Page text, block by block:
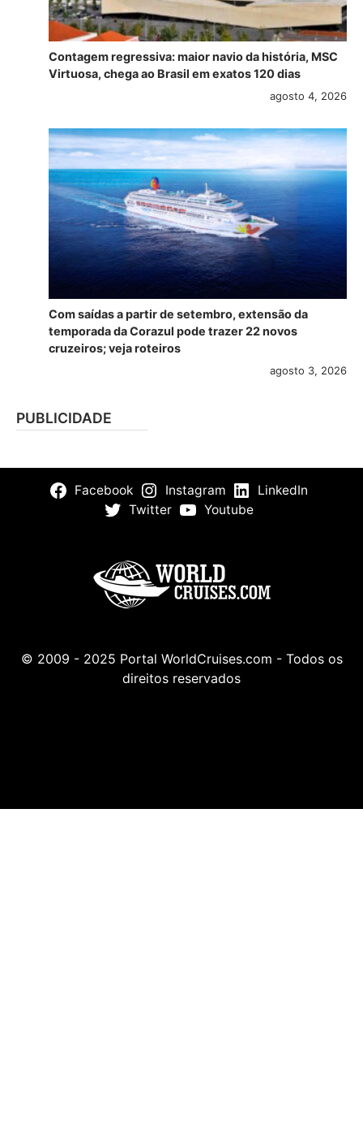
Contagem regressiva: maior navio da história, MSC
Virtuosa, chega ao Brasil em exatos 120 dias
agosto 4, 2026
Com saídas a partir de setembro, extensão da
temporada da Corazul pode trazer 22 novos
cruzeiros; veja roteiros
agosto 3, 2026
PUBLICIDADE
Facebook Instagram
LinkedIn
Twitter
Youtube
© 2009 - 2025 Portal WorldCruises.com - Todos os
direitos reservados